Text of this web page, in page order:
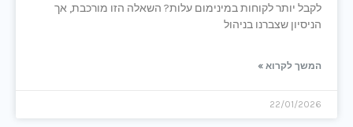
לקבל יותר לקוחות במינימום עלות? השאלה הזו מורכבת, אך
הניסיון שצברנו בניהול
המשך לקרוא »
22/01/2026